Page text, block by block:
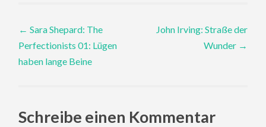
Post
navigation
← Sara Shepard: The
Perfectionists 01: Lügen
haben lange Beine
John Irving: Straße der
Wunder →
Schreibe einen Kommentar